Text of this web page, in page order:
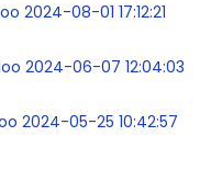
2024-08-01 17:12:21
2024-06-07 12:04:03
2024-05-25 10:42:57